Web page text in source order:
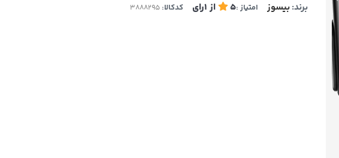
برند:بیسوز امتیاز :5 از 1رای کدکالا: